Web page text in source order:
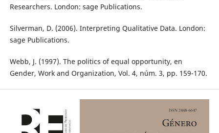
Researchers. London: sage Publications.
Silverman, D. (2006). Interpreting Qualitative Data. London:
sage Publications.
Webb, J. (1997). The politics of equal opportunity, en
Gender, Work and Organization, Vol. 4, núm. 3, pp. 159-170.